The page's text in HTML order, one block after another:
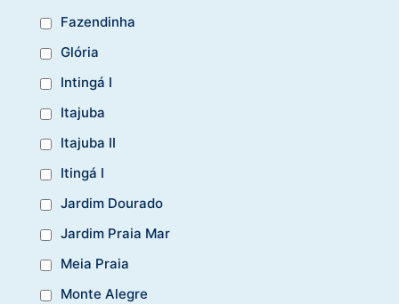
Fazendinha
Glória
Intingá I
Itajuba
Itajuba II
Itingá I
Jardim Dourado
Jardim Praia Mar
Meia Praia
Monte Alegre